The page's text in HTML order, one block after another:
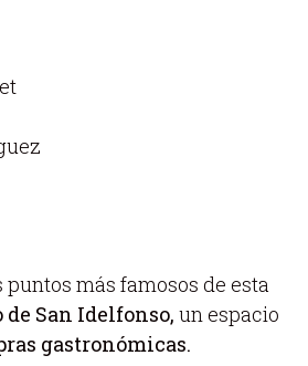
puntos más famosos de esta
de San Idelfonso, un espacio
gastronómicas.